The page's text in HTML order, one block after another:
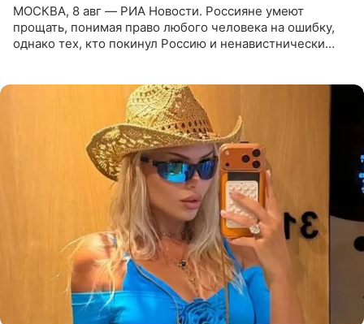
МОСКВА, 8 авг — РИА Новости. Россияне умеют
прощать, понимая право любого человека на ошибку,
однако тех, кто покинул Россию и ненавистнически